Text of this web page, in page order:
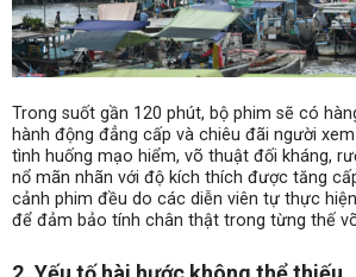
Trong suốt gần 120 phút, bộ phim sẽ có
hành động đẳng cấp và chiêu đãi người
tình huống mạo hiểm, võ thuật đối kháng,
nổ mãn nhãn với độ kích thích được tăng
cảnh phim đều do các diễn viên tự thực
để đảm bảo tính chân thật trong từng thế